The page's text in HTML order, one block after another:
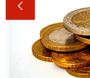
